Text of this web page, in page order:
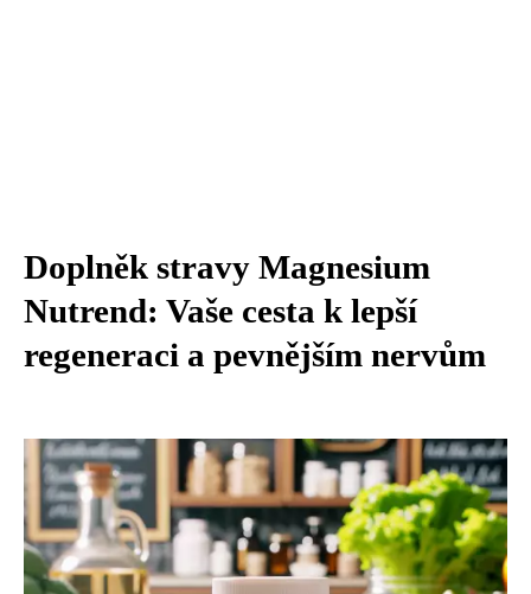
Doplněk stravy Magnesium
Nutrend: Vaše cesta k lepší
regeneraci a pevnějším nervům